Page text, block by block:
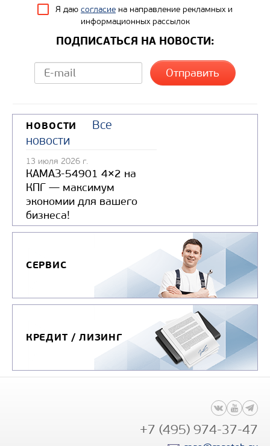
Я даю согласие на направление рекламных и
информационных рассылок
ПОДПИСАТЬСЯ НА НОВОСТИ:
НОВОСТИ
Все
новости
13 июля 2026 г.
КАМАЗ-54901 4×2 на
КПГ — максимум
экономии для вашего
бизнеса!
СЕРВИС
КРЕДИТ / ЛИЗИНГ
+7 (495) 974-37-47